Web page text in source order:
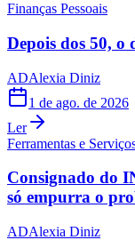
Finanças Pessoais
Depois dos 50,
ADAlexia Diniz
1 de ago. de 2026
Ler
Ferramentas e
Consignado do
só empurra o
ADAlexia Diniz